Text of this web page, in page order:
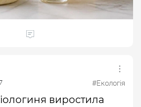
#Екологія
виростила